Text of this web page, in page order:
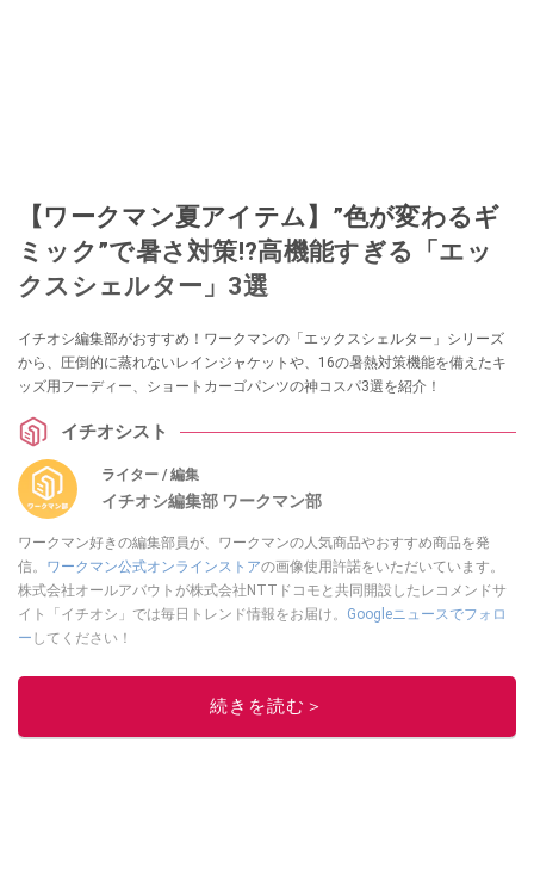
【ワークマン夏アイテム】”色が変わるギ
ミック”で暑さ対策!?高機能すぎる「エッ
クスシェルター」3選
イチオシ編集部がおすすめ！ワークマンの「エックスシェルター」シリーズ
から、圧倒的に蒸れないレインジャケットや、16の暑熱対策機能を備えたキ
ッズ用フーディー、ショートカーゴパンツの神コスパ3選を紹介！
イチオシスト
ライター / 編集
イチオシ編集部 ワークマン部
ワークマン好きの編集部員が、ワークマンの人気商品やおすすめ商品を発
信。 ワークマン公式オンラインストアの画像使用許諾をいただいています。
株式会社オールアバウトが株式会社NTTドコモと共同開設したレコメンドサ
イト「イチオシ」では毎日トレンド情報をお届け。 Googleニュースでフォロ
ー してください！
このイチオシストの他の記事を読む
続きを読む＞